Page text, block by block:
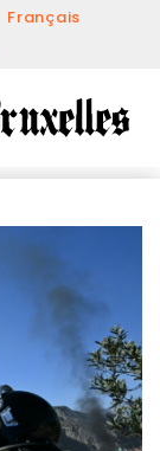
Français